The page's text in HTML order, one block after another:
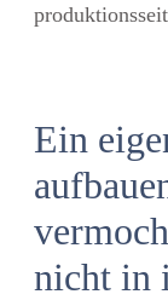
Ein
nicht in